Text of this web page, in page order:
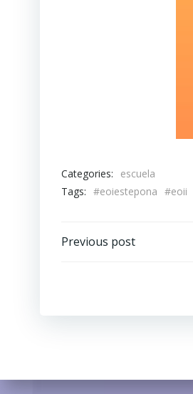
Categories:
escuela
Tags: #eoiestepona #eoii
las
Previous post